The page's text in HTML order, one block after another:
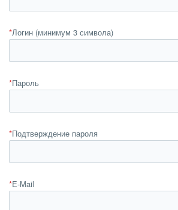
*Логин (минимум 3 символа)
*Пароль
*Подтверждение пароля
*E-Mail